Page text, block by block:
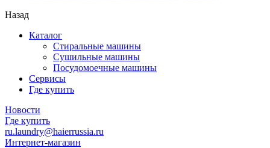
Назад
Каталог
Стиральные машины
Сушильные машины
Посудомоечные машины
Сервисы
Где купить
Новости
Где купить
ru.laundry@haierrussia.ru
Интернет-магазин